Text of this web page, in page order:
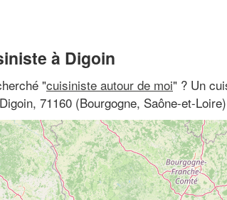
à Digoin
"cuisiniste autour de moi" ? Un
71160 (Bourgogne, Saône-et-Loire)